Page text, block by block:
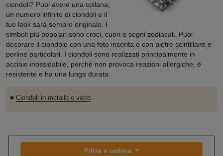
ciondoli? Puoi avere una collana,
un numero infinito di ciondoli e il
tuo look sarà sempre originale. I
simboli più popolari sono croci, cuori e segni zodiacali. Puoi
decorare il ciondolo con una foto inserita o con pietre scintillanti e
perline particolari. I ciondoli sono realizzati principalmente in
acciaio inossidabile, perché non provoca reazioni allergiche, è
resistente e ha una lunga durata.
■ Ciondoli in metallo e vetro
Filtra e ordina